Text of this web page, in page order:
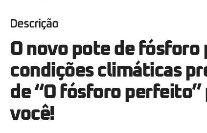
Descrição
O novo pote de fósforo
condições climáticas
de “O fósforo perfeito”
você!